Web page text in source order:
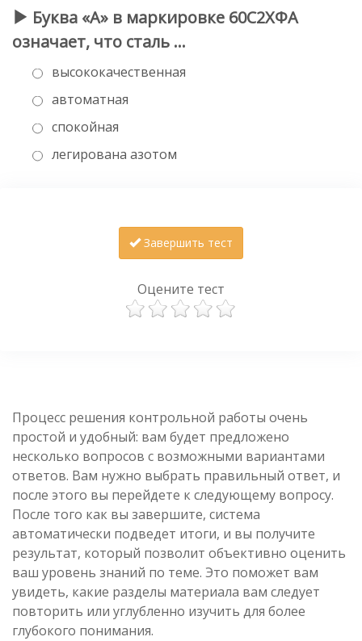
Буква «А» в маркировке 60С2ХФА
означает, что сталь …
высококачественная
автоматная
спокойная
легирована азотом
Завершить тест
Оцените тест
Процесс решения контрольной работы очень
простой и удобный: вам будет предложено
несколько вопросов с возможными вариантами
ответов. Вам нужно выбрать правильный ответ, и
после этого вы перейдете к следующему вопросу.
После того как вы завершите, система
автоматически подведет итоги, и вы получите
результат, который позволит объективно оценить
ваш уровень знаний по теме. Это поможет вам
увидеть, какие разделы материала вам следует
повторить или углубленно изучить для более
глубокого понимания.